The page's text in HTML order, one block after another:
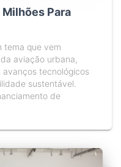
Para
tema que vem
aviação urbana,
avanços tecnológicos
sustentável.
de